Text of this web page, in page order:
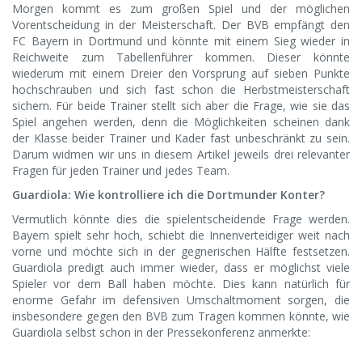
Morgen kommt es zum großen Spiel und der möglichen
Vorentscheidung in der Meisterschaft. Der BVB empfängt den
FC Bayern in Dortmund und könnte mit einem Sieg wieder in
Reichweite zum Tabellenführer kommen. Dieser könnte
wiederum mit einem Dreier den Vorsprung auf sieben Punkte
hochschrauben und sich fast schon die Herbstmeisterschaft
sichern. Für beide Trainer stellt sich aber die Frage, wie sie das
Spiel angehen werden, denn die Möglichkeiten scheinen dank
der Klasse beider Trainer und Kader fast unbeschränkt zu sein.
Darum widmen wir uns in diesem Artikel jeweils drei relevanter
Fragen für jeden Trainer und jedes Team.
Guardiola: Wie kontrolliere ich die Dortmunder Konter?
Vermutlich könnte dies die spielentscheidende Frage werden.
Bayern spielt sehr hoch, schiebt die Innenverteidiger weit nach
vorne und möchte sich in der gegnerischen Hälfte festsetzen.
Guardiola predigt auch immer wieder, dass er möglichst viele
Spieler vor dem Ball haben möchte. Dies kann natürlich für
enorme Gefahr im defensiven Umschaltmoment sorgen, die
insbesondere gegen den BVB zum Tragen kommen könnte, wie
Guardiola selbst schon in der Pressekonferenz anmerkte: